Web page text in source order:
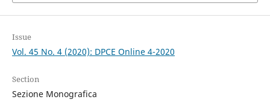
Issue
Vol. 45 No. 4 (2020): DPCE Online 4-2020
Section
Sezione Monografica